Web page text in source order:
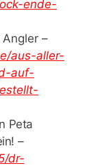
ende-
–
aus-aller-
auf-
Peta
–
dr-